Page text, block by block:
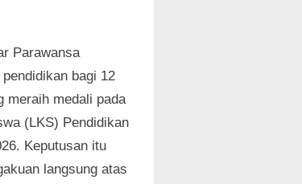
Parawansa
bagi 12
meraih medali pada
(LKS) Pendidikan
Keputusan itu
langsung atas